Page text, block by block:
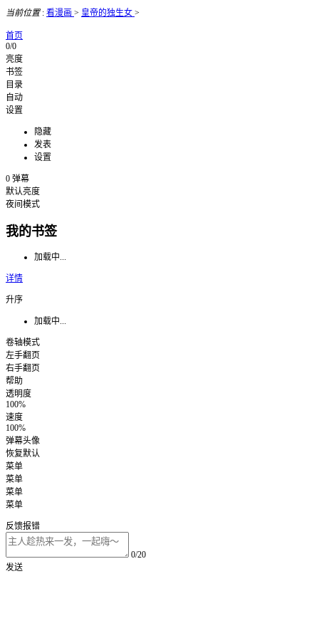
当前位置: 看漫画 > 皇帝的独生女 >
首页
0/0
亮度
书签
目录
自动
设置
隐藏
发表
设置
0 弹幕
默认亮度
夜间模式
我的书签
加载中...
详情
升序
加载中...
卷轴模式
左手翻页
右手翻页
帮助
透明度
100%
速度
100%
弹幕头像
恢复默认
菜单
菜单
菜单
菜单
反馈报错
0/20
发送